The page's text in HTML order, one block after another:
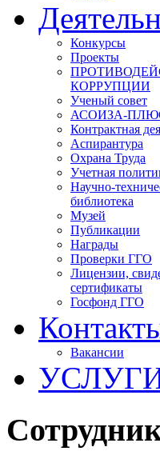
Конкурсы
Проекты
КОРРУПЦИИ
Ученый совет
АСОИЗА-
Контрактная
Аспирантура
Охрана Труда
Учетная
Научно-
библиотека
Музей
Публикации
Награды
Проверки ГГО
Лицензии,
сертификаты
Госфонд ГГО
Вакансии